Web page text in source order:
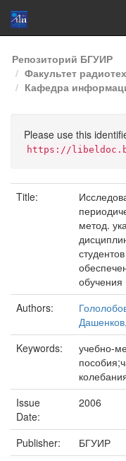
Skip
navigation
Репозиторий БГУИР
Факультет
Кафедра
Please use this
https://
Title:
метод.
обучения
Authors:
Keywords:
учебно-
Issue
Date:
2006
Publisher:
БГУИР